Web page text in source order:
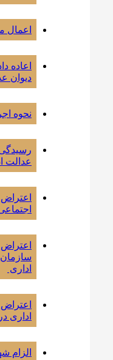
اعمال ماده 79 دیوان
دیوان
نحوه
رسیدگی
عدالت
سازمان
اداری
اداری
الزام